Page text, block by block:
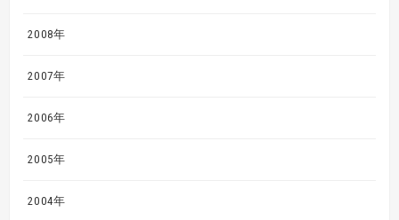
2008年
2007年
2006年
2005年
2004年